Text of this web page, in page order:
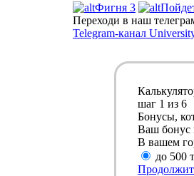
Фигня 3
Переходи в наш
Telegram-канал
шаг 1 из 6
Бонусы,
Ваш бонус
В вашем
до 500